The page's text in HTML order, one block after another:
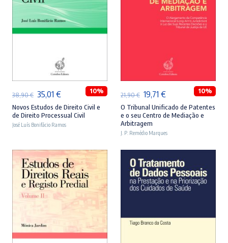
ADICIONAR
38,90€ O
preço
original
38,90 €.
35,01 €O
preço
atual
35,01 €.
10%
Novos Estudos de Direito Civil e
de Direito Processual Civil
José Luís Bonifácio Ramos
ADICIONAR
21,90€ O
preço
original
era:
21,90 €.
19,71 €O
preço
atual
é:
19,71 €.
10%
O Tribunal Unificado de Patentes
e o seu Centro de Mediação e
Arbitragem
J. P. Remédio Marques